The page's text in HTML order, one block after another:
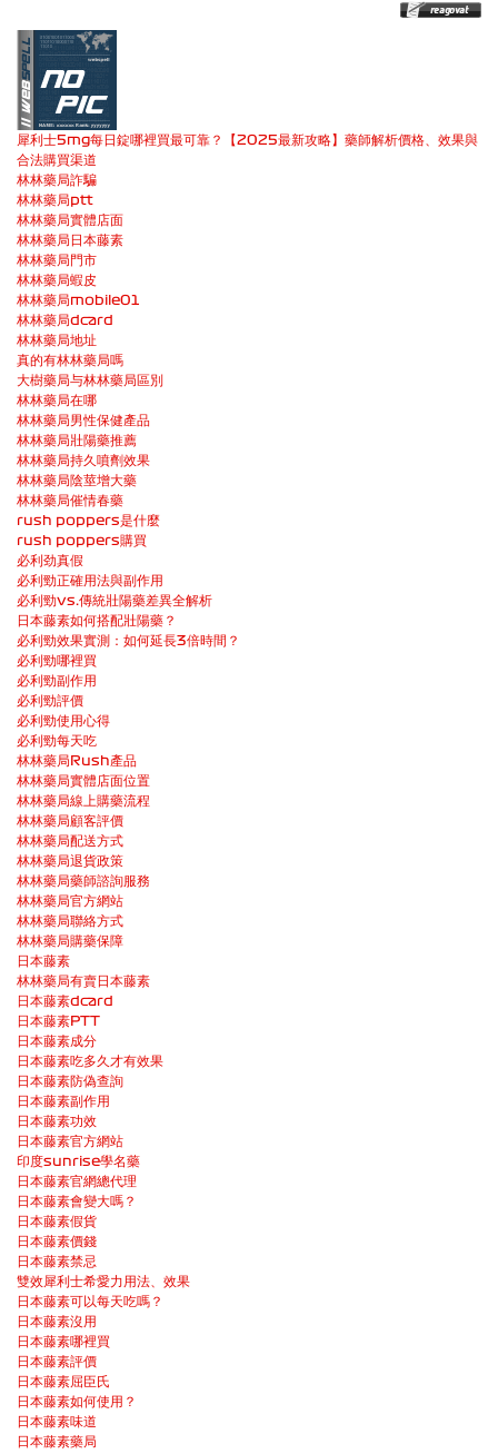
犀利士5mg每日錠哪裡買最可靠？【2025最新攻略】藥師解析價格、效果與
合法購買渠道
林林藥局詐騙
林林藥局ptt
林林藥局實體店面
林林藥局日本藤素
林林藥局門市
林林藥局蝦皮
林林藥局mobile01
林林藥局dcard
林林藥局地址
真的有林林藥局嗎
大樹藥局与林林藥局區別
林林藥局在哪
林林藥局男性保健產品
林林藥局壯陽藥推薦
林林藥局持久噴劑效果
林林藥局陰莖增大藥
林林藥局催情春藥
rush poppers是什麼
rush poppers購買
必利劲真假
必利勁正確用法與副作用
必利勁vs.傳統壯陽藥差異全解析
日本藤素如何搭配壯陽藥？
必利勁效果實測：如何延長3倍時間？
必利勁哪裡買
必利勁副作用
必利勁評價
必利勁使用心得
必利勁每天吃
林林藥局Rush產品
林林藥局實體店面位置
林林藥局線上購藥流程
林林藥局顧客評價
林林藥局配送方式
林林藥局退貨政策
林林藥局藥師諮詢服務
林林藥局官方網站
林林藥局聯絡方式
林林藥局購藥保障
日本藤素
林林藥局有賣日本藤素
日本藤素dcard
日本藤素PTT
日本藤素成分
日本藤素吃多久才有效果
日本藤素防偽查詢
日本藤素副作用
日本藤素功效
日本藤素官方網站
印度sunrise學名藥
日本藤素官網總代理
日本藤素會變大嗎？
日本藤素假貨
日本藤素價錢
日本藤素禁忌
雙效犀利士希愛力用法、效果
日本藤素可以每天吃嗎？
日本藤素沒用
日本藤素哪裡買
日本藤素評價
日本藤素屈臣氏
日本藤素如何使用？
日本藤素味道
日本藤素藥局